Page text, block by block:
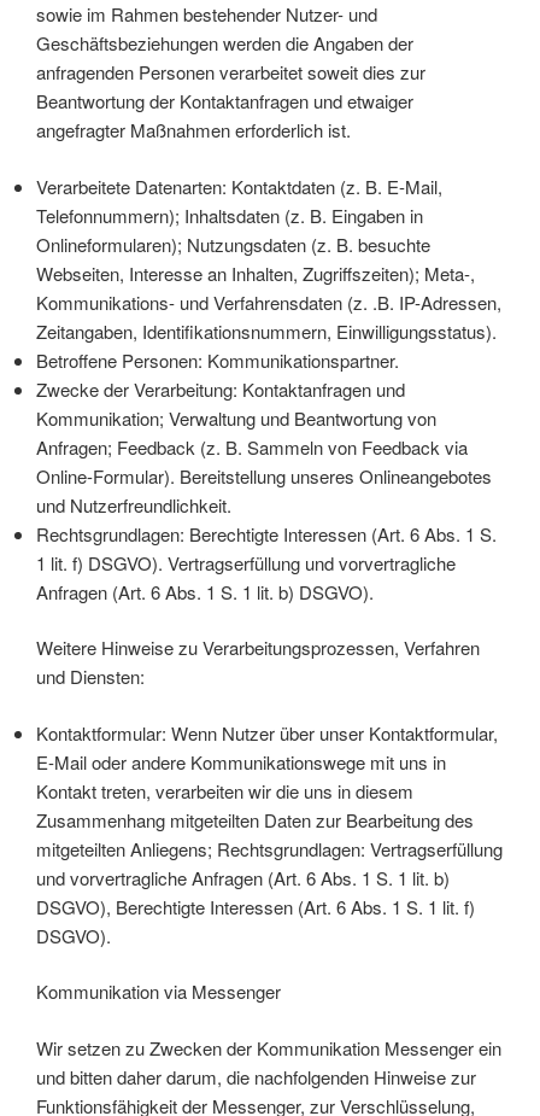
sowie im Rahmen bestehender Nutzer- und
Geschäftsbeziehungen werden die Angaben der
anfragenden Personen verarbeitet soweit dies zur
Beantwortung der Kontaktanfragen und etwaiger
angefragter Maßnahmen erforderlich ist.
Verarbeitete Datenarten: Kontaktdaten (z. B. E-Mail,
Telefonnummern); Inhaltsdaten (z. B. Eingaben in
Onlineformularen); Nutzungsdaten (z. B. besuchte
Webseiten, Interesse an Inhalten, Zugriffszeiten); Meta-,
Kommunikations- und Verfahrensdaten (z. .B. IP-Adressen,
Zeitangaben, Identifikationsnummern, Einwilligungsstatus).
Betroffene Personen: Kommunikationspartner.
Zwecke der Verarbeitung: Kontaktanfragen und
Kommunikation; Verwaltung und Beantwortung von
Anfragen; Feedback (z. B. Sammeln von Feedback via
Online-Formular). Bereitstellung unseres Onlineangebotes
und Nutzerfreundlichkeit.
Rechtsgrundlagen: Berechtigte Interessen (Art. 6 Abs. 1 S.
1 lit. f) DSGVO). Vertragserfüllung und vorvertragliche
Anfragen (Art. 6 Abs. 1 S. 1 lit. b) DSGVO).
Weitere Hinweise zu Verarbeitungsprozessen, Verfahren
und Diensten:
Kontaktformular: Wenn Nutzer über unser Kontaktformular,
E-Mail oder andere Kommunikationswege mit uns in
Kontakt treten, verarbeiten wir die uns in diesem
Zusammenhang mitgeteilten Daten zur Bearbeitung des
mitgeteilten Anliegens; Rechtsgrundlagen: Vertragserfüllung
und vorvertragliche Anfragen (Art. 6 Abs. 1 S. 1 lit. b)
DSGVO), Berechtigte Interessen (Art. 6 Abs. 1 S. 1 lit. f)
DSGVO).
Kommunikation via Messenger
Wir setzen zu Zwecken der Kommunikation Messenger ein
und bitten daher darum, die nachfolgenden Hinweise zur
Funktionsfähigkeit der Messenger, zur Verschlüsselung,